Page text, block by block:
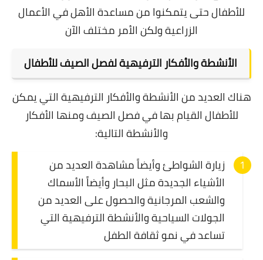
للأطفال حتى يتمكنوا من مساعدة الأهل في الأعمال
الزراعية ولكن الأمر مختلف الآن
الأنشطة والأفكار الترفيهية لفصل الصيف للأطفال
هناك العديد من الأنشطة والأفكار الترفيهية التي يمكن
للأطفال القيام بها في فصل الصيف ومنها الأفكار
والأنشطة التالية:
زيارة الشواطئ وأيضاً مشاهدة العديد من
الأشياء الجديدة مثل البحار وأيضاً الأسماك
والشعب المرجانية والحصول على العديد من
الجولات السياحية والأنشطة الترفيهية التي
تساعد في نمو ثقافة الطفل